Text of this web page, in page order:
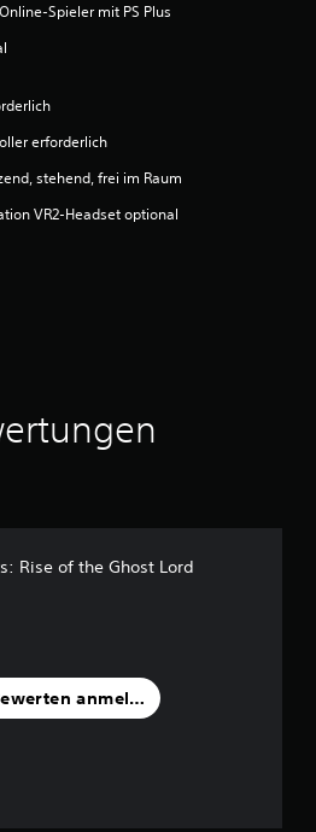
Spieler mit PS Plus
erforderlich
stehend, frei im Raum
VR2-Headset optional
Rise of the Ghost Lord
anmelden